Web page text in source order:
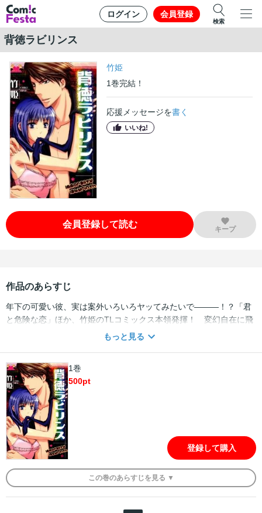
ログイン 会員登録
検索
背徳ラビリンス
竹姫
1巻完結！
応援メッセージを書く
いいね!
会員登録して読む キープ
作品のあらすじ
年下の可愛い彼、実は案外いろいろヤッてみたいで―――！？「君
と危険な恋」ほか、竹姫のTLコミックス本領発揮！ 変幻自在に飛
翔する筆致で時代の壁を超越する。愛おしすぎて、激しすぎる恋。
もっと見る
1巻
500pt
登録して購入
この巻のあらすじを 見る ▼